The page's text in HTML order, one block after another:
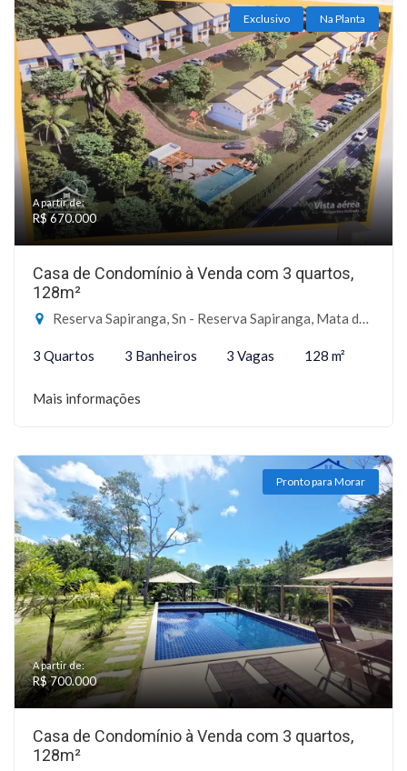
Exclusivo Na Planta
A partir de:
R$ 670.000
Casa de Condomínio à Venda com 3 quartos,
128m²
Reserva Sapiranga, Sn - Reserva Sapiranga, Mata de São João-BA
3 Quartos 3 Banheiros 3 Vagas 128 m²
Mais informações
Pronto para Morar
A partir de:
R$ 700.000
Casa de Condomínio à Venda com 3 quartos,
128m²